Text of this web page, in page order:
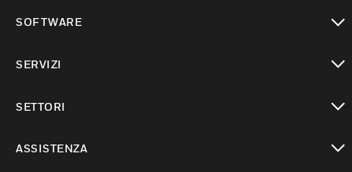
SOFTWARE
SERVIZI
SETTORI
ASSISTENZA